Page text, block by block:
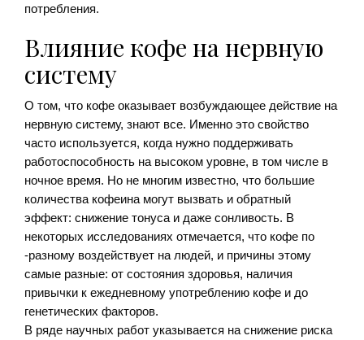
потребления.
Влияние кофе на нервную
систему
О том, что кофе оказывает возбуждающее действие на
нервную систему, знают все. Именно это свойство
часто используется, когда нужно поддерживать
работоспособность на высоком уровне, в том числе в
ночное время. Но не многим известно, что большие
количества кофеина могут вызвать и обратный
эффект: снижение тонуса и даже сонливость. В
некоторых исследованиях отмечается, что кофе по
-разному воздействует на людей, и причины этому
самые разные: от состояния здоровья, наличия
привычки к ежедневному употреблению кофе и до
генетических факторов.
В ряде научных работ указывается на снижение риска